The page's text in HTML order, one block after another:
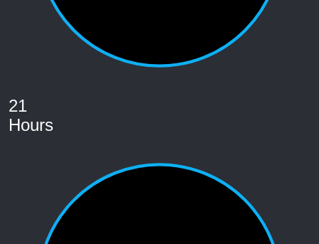
21
Hours